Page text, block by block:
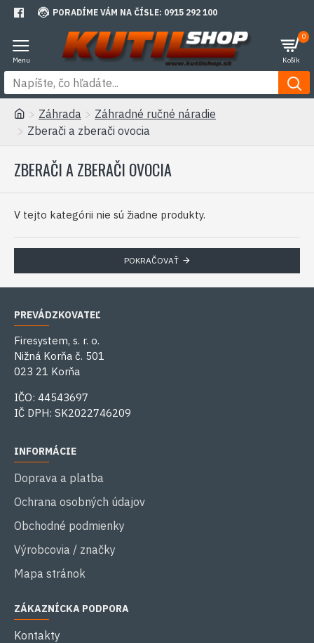
PORADÍME VÁM NA ČÍSLE: 0915 292 100
0
Záhrada
Záhradné ručné náradie
Zberači a zberači ovocia
ZBERAČI A ZBERAČI OVOCIA
V tejto kategórii nie sú žiadne produkty.
POKRAČOVAŤ
PREVÁDZKOVATEĽ
Firesystem, s. r. o.
Nižná Korňa č. 501
023 21 Korňa
IČO: 44543697
IČ DPH: SK2022746209
INFORMÁCIE
Doprava a platba
Ochrana osobných údajov
Obchodné podmienky
Výrobcovia / značky
Mapa stránok
ZÁKAZNÍCKA PODPORA
Kontakty